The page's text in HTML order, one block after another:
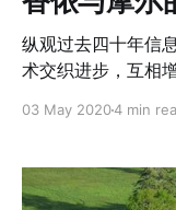
纵观过去四十年信
术交织进步，互相增
03 May 20204 min